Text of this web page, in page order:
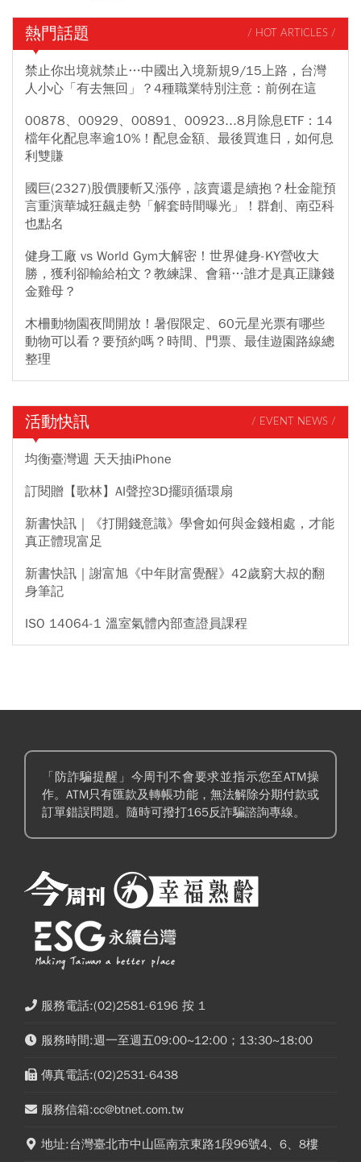
熱門話題 / HOT ARTICLES /
禁止你出境就禁止…中國出入境新規9/15上路，台灣
人小心「有去無回」？4種職業特別注意：前例在這
00878、00929、00891、00923...8月除息ETF：14
檔年化配息率逾10%！配息金額、最後買進日，如何息
利雙賺
國巨(2327)股價腰斬又漲停，該賣還是續抱？杜金龍預
言重演華城狂飆走勢「解套時間曝光」！群創、南亞科
也點名
健身工廠 vs World Gym大解密！世界健身-KY營收大
勝，獲利卻輸給柏文？教練課、會籍…誰才是真正賺錢
金雞母？
木柵動物園夜間開放！暑假限定、60元星光票有哪些
動物可以看？要預約嗎？時間、門票、最佳遊園路線總
整理
活動快訊 / EVENT NEWS /
均衡臺灣週 天天抽iPhone
訂閱贈【歌林】AI聲控3D擺頭循環扇
新書快訊｜《打開錢意識》學會如何與金錢相處，才能
真正體現富足
新書快訊｜謝富旭《中年財富覺醒》42歲窮大叔的翻
身筆記
ISO 14064-1 溫室氣體內部查證員課程
「防詐騙提醒」今周刊不會要求並指示您至ATM操
作。ATM只有匯款及轉帳功能，無法解除分期付款或
訂單錯誤問題。隨時可撥打165反詐騙諮詢專線。
服務電話:(02)2581-6196 按 1
服務時間:週一至週五09:00~12:00；13:30~18:00
傳真電話:(02)2531-6438
服務信箱:cc@btnet.com.tw
地址:台灣臺北市中山區南京東路1段96號4、6、8樓